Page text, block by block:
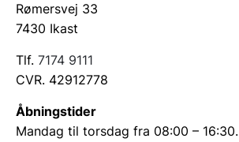
Rømersvej 33
7430 Ikast
Tlf. 7174 9111
CVR. 42912778
Åbningstider
Mandag til torsdag fra 08:00 – 16:30.